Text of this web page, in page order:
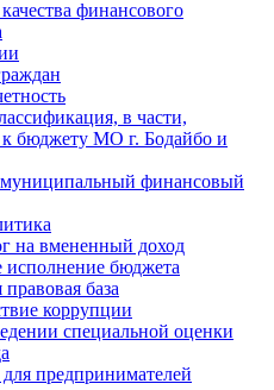
финансового
в части,
к бюджету МО г. Бодайбо и
финансовый
на вмененный доход
исполнение бюджета
база
коррупции
специальной оценки
предпринимателей